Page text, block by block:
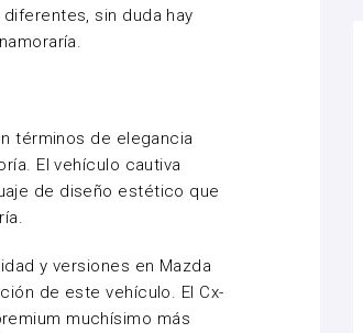
sin duda hay
términos de elegancia
El vehículo cautiva
de diseño estético que
y versiones en Mazda
de este vehículo. El Cx-
muchísimo más